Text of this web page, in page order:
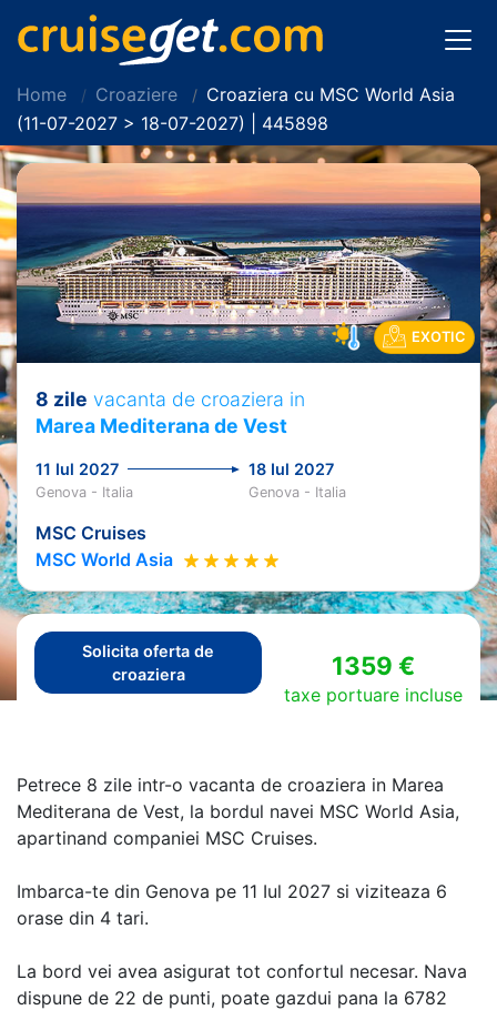
Home Croaziere
Croaziera cu MSC World Asia
(11-07-2027 > 18-07-2027) | 445898
EXOTIC
8 zile vacanta de croaziera in
Marea Mediterana de Vest
11 Iul 2027 18 Iul 2027
Genova - Italia Genova - Italia
MSC Cruises
MSC World Asia
Solicita oferta de
croaziera
1359 €
taxe portuare incluse
Petrece 8 zile intr-o vacanta de croaziera in Marea
Mediterana de Vest, la bordul navei MSC World Asia,
apartinand companiei MSC Cruises.
Imbarca-te din Genova pe 11 Iul 2027 si viziteaza 6
orase din 4 tari.
La bord vei avea asigurat tot confortul necesar. Nava
dispune de 22 de punti, poate gazdui pana la 6782